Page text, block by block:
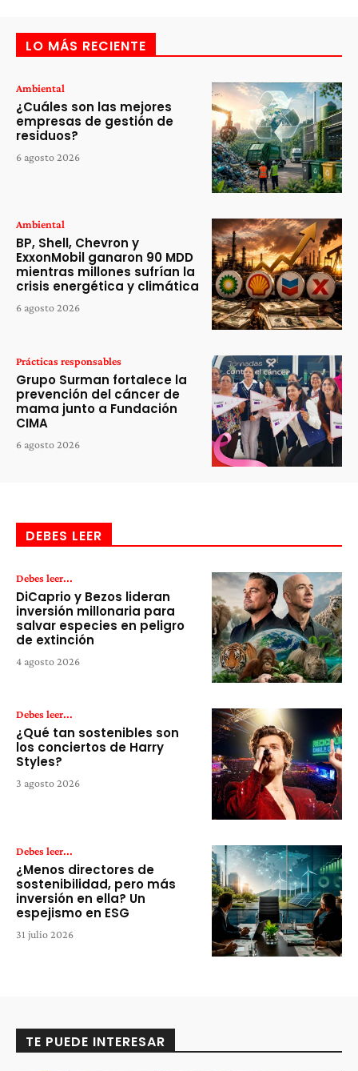
LO MÁS RECIENTE
Ambiental
¿Cuáles son las mejores
empresas de gestión de
residuos?
6 agosto 2026
Ambiental
BP, Shell, Chevron y
ExxonMobil ganaron 90 MDD
mientras millones sufrían la
crisis energética y climática
6 agosto 2026
Prácticas responsables
Grupo Surman fortalece la
prevención del cáncer de
mama junto a Fundación
CIMA
6 agosto 2026
DEBES LEER
Debes leer...
DiCaprio y Bezos lideran
inversión millonaria para
salvar especies en peligro
de extinción
4 agosto 2026
Debes leer...
¿Qué tan sostenibles son
los conciertos de Harry
Styles?
3 agosto 2026
Debes leer...
¿Menos directores de
sostenibilidad, pero más
inversión en ella? Un
espejismo en ESG
31 julio 2026
TE PUEDE INTERESAR